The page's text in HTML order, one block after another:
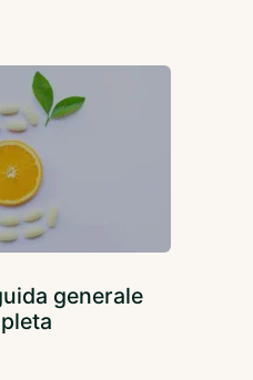
generale